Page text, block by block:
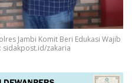
Jambi Komit Beri Edukasi Wajib
: sidakpost.id/zakaria